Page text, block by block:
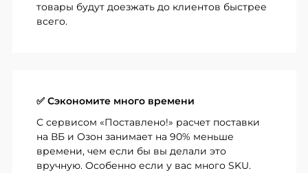
товары будут доезжать до клиентов быстрее
всего.
✅ Сэкономите много времени
С сервисом «Поставлено!» расчет поставки
на ВБ и Озон занимает на 90% меньше
времени, чем если бы вы делали это
вручную. Особенно если у вас много SKU.